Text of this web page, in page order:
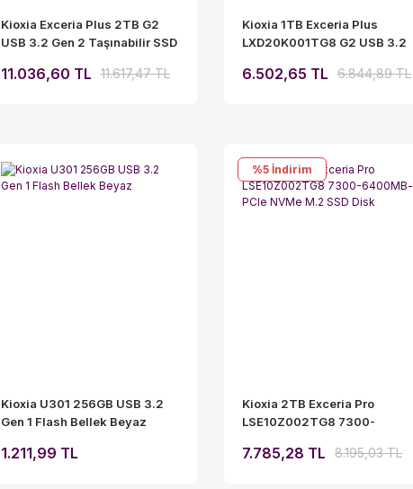
Kioxia Exceria Plus 2TB G2
USB 3.2 Gen 2 Taşınabilir SSD
11.036,60 TL 11.617,47 TL
Kioxia 1TB Exceria Plus
LXD20K001TG8 G2 USB 3.2
6.502,65 TL 6.844,89 TL
Kioxia U301 256GB USB 3.2
Gen 1 Flash Bellek Beyaz
1.211,99 TL
%5İndirim
Kioxia 2TB Exceria Pro
LSE10Z002TG8 7300-
SSD Disk
7.785,28 TL 8.195,03 TL